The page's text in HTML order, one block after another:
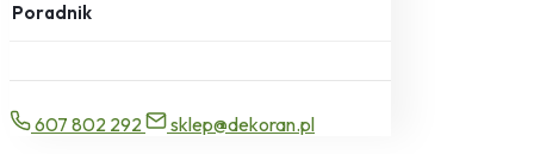
Poradnik
607 802 292
sklep@dekoran.pl